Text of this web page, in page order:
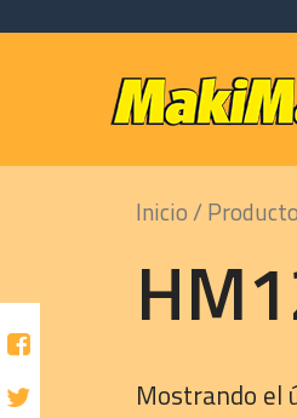
Inicio/
Mostrando el